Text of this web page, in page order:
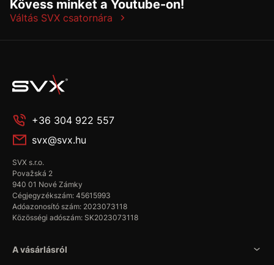
Kövess minket a Youtube-on!
Váltás SVX csatornára
+36 304 922 557
svx@svx.hu
SVX s.r.o.
Považská 2
940 01 Nové Zámky
Cégjegyzékszám: 45615993
Adóazonosító szám: 2023073118
Közösségi adószám: SK2023073118
A vásárlásról